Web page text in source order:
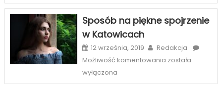
Zabrze
Sposób na piękne spojrzenie
w Katowicach
12 września, 2019
Redakcja
Możliwość komentowania Sposób
piękne
została
wyłączona